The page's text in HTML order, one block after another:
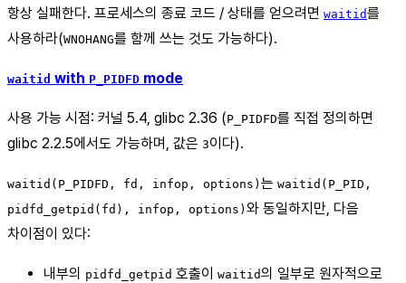
항상 실패한다. 프로세스의 종료 코드 / 상태를 얻으려면 waitid를
사용하라(WNOHANG를 함께 쓰는 것도 가능하다).
waitid with P_PIDFD mode
사용 가능 시점: 커널 5.4, glibc 2.36 (P_PIDFD를 직접 정의하면
glibc 2.2.5에서도 가능하며, 값은 3이다).
waitid(P_PIDFD, fd, infop, options) 는 waitid(P_PID,
pidfd_getpid(fd), infop, options) 와 동일하지만, 다음
차이점이 있다:
내부의 pidfd_getpid 호출이 waitid의 일부로 원자적으로